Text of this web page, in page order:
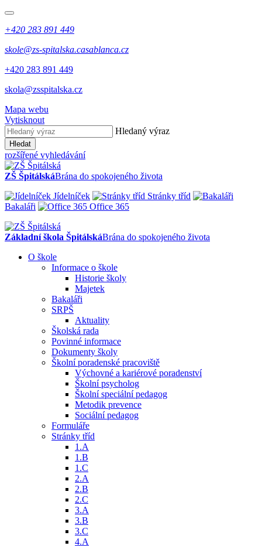
+420 283 891 449
skole@zs-spitalska.casablanca.cz
+420 283 891 449
skola@zsspitalska.cz
Mapa webu
Vytisknout
Hledaný výraz
Hledat
rozšířené vyhledávání
ZŠ ŠpitálskáBrána do spokojeného života
Jídelníček
Stránky tříd
Bakaláři
Office 365
Základní škola ŠpitálskáBrána do spokojeného života
O škole
Informace o škole
Historie školy
Majetek
Bakaláři
SRPŠ
Aktuality
Školská rada
Povinné informace
Dokumenty školy
Školní poradenské pracoviště
Výchovné a kariérové poradenství
Školní psycholog
Školní speciální pedagog
Metodik prevence
Sociální pedagog
Formuláře
Stránky tříd
1.A
1.B
1.C
2.A
2.B
2.C
3.A
3.B
3.C
4.A